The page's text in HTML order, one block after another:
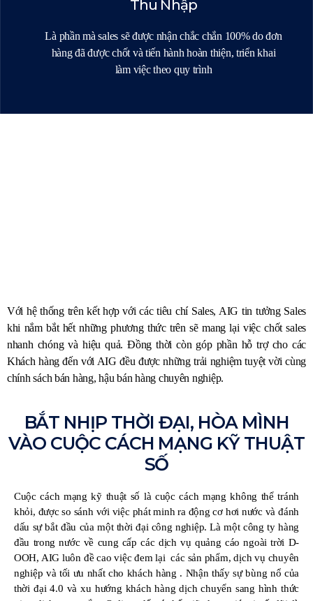
Thu Nhập
Là phần mà sales sẽ được nhận chắc chắn 100% do đơn
hàng đã được chốt và tiến hành hoàn thiện, triển khai
làm việc theo quy trình
Với hệ thống trên kết hợp với các tiêu chí Sales, AIG tin tưởng Sales
khi nắm bắt hết những phương thức trên sẽ mang lại việc chốt sales
nhanh chóng và hiệu quả. Đồng thời còn góp phần hỗ trợ cho các
Khách hàng đến với AIG đều được những trải nghiệm tuyệt vời cùng
chính sách bán hàng, hậu bán hàng chuyên nghiệp.
BẮT NHỊP THỜI ĐẠI, HÒA MÌNH
VÀO CUỘC CÁCH MẠNG KỸ THUẬT
SỐ
Cuộc cách mạng kỹ thuật số là cuộc cách mạng không thể tránh
khỏi, được so sánh với việc phát minh ra động cơ hơi nước và đánh
dấu sự bắt đầu của một thời đại công nghiệp. Là một công ty hàng
đầu trong nước về cung cấp các dịch vụ quảng cáo ngoài trời D-
OOH, AIG luôn đề cao việc đem lại các sản phẩm, dịch vụ chuyên
nghiệp và tối ưu nhất cho khách hàng . Nhận thấy sự bùng nổ của
thời đại 4.0 và xu hướng khách hàng dịch chuyển sang hình thức